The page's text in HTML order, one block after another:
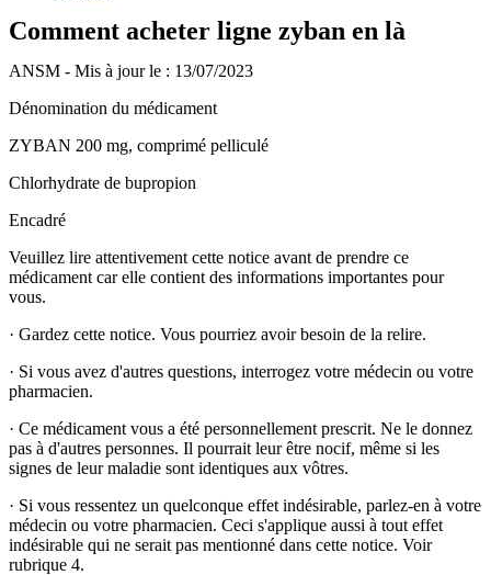
Comment acheter ligne zyban en là
ANSM - Mis à jour le : 13/07/2023
Dénomination du médicament
ZYBAN 200 mg, comprimé pelliculé
Chlorhydrate de bupropion
Encadré
Veuillez lire attentivement cette notice avant de prendre ce
médicament car elle contient des informations importantes pour
vous.
· Gardez cette notice. Vous pourriez avoir besoin de la relire.
· Si vous avez d'autres questions, interrogez votre médecin ou votre
pharmacien.
· Ce médicament vous a été personnellement prescrit. Ne le donnez
pas à d'autres personnes. Il pourrait leur être nocif, même si les
signes de leur maladie sont identiques aux vôtres.
· Si vous ressentez un quelconque effet indésirable, parlez-en à votre
médecin ou votre pharmacien. Ceci s'applique aussi à tout effet
indésirable qui ne serait pas mentionné dans cette notice. Voir
rubrique 4.